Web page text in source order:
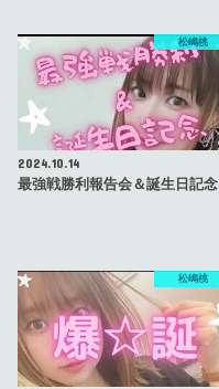
松嶋桃
2024.10.14
最強戦勝利報告会＆誕生日記念
松嶋桃